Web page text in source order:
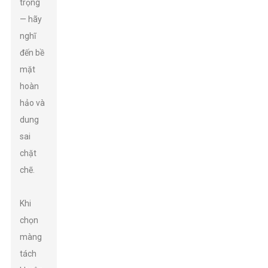
trọng
— hãy
nghĩ
đến bề
mặt
hoàn
hảo và
dung
sai
chặt
chẽ.
Khi
chọn
màng
tách